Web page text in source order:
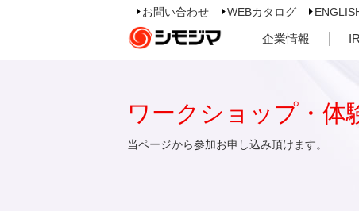
お問い合わせ WEBカタログ
企業情報
ワークショップ・体
当ページから参加お申し込み頂けます。